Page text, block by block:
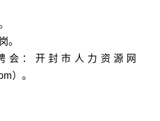
。
会：开封市人力资源网
）。